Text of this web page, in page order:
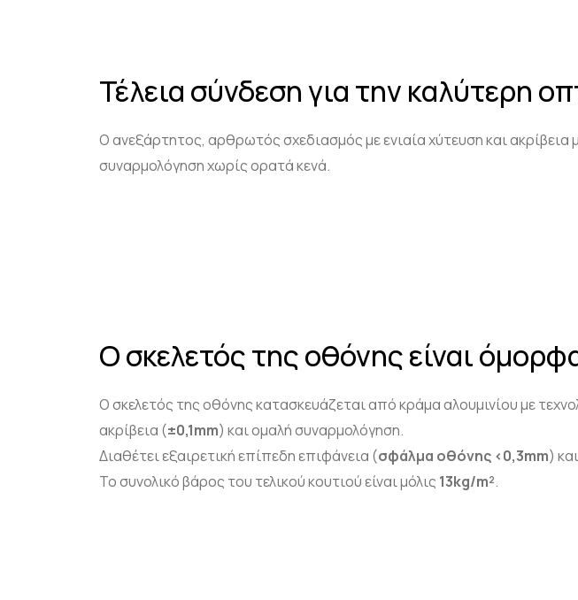
Τέλεια σύνδεση για την καλύτερη
Ο ανεξάρτητος, αρθρωτός σχεδιασμός με ενιαία χύτευση και ακρίβεια
συναρμολόγηση χωρίς ορατά κενά.
Ο σκελετός της οθόνης είναι
Ο σκελετός της οθόνης κατασκευάζεται από κράμα αλουμινίου με
ακρίβεια (±0,1mm) και ομαλή συναρμολόγηση.
Διαθέτει εξαιρετική επίπεδη επιφάνεια (σφάλμα οθόνης <0,3mm)
Το συνολικό βάρος του τελικού κουτιού είναι μόλις 13kg/m².